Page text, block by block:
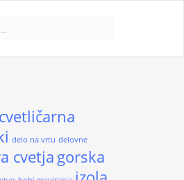
cvetličarna
delo na vrtu delovne
cvetja gorska